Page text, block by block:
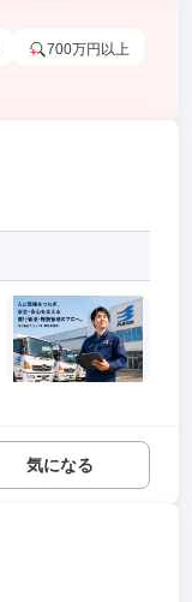
700万円以上
気になる